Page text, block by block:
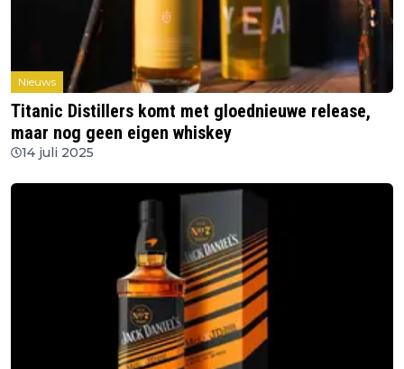
Nieuws
Titanic Distillers komt met gloednieuwe release,
maar nog geen eigen whiskey
14 juli 2025